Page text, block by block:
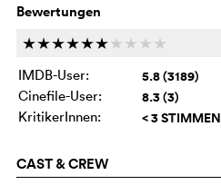
Bewertungen
cccccc c c c c
IMDB-User:
5.8 (3189)
Cinefile-User: 8.3 (3)
KritikerInnen: < 3 STIMMEN
CAST & CREW